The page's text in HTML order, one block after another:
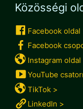
Közösségi
Facebook oldal
Facebook
Instagram
YouTube
TikTok >
LinkedIn >